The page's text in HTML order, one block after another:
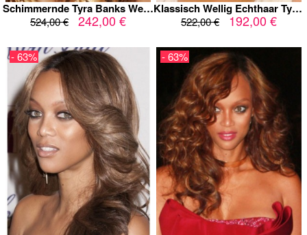
Schimmernde Tyra Banks Wellig Spitzefront Echthaar Perücke
524,00 € 242,00 €
Klassisch Wellig Echthaar Tyra Banks Spitzefront Perücke
522,00 € 192,00 €
- 63% - 63%